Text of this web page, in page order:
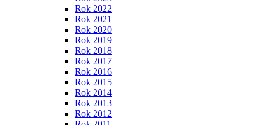
Rok 2022
Rok 2021
Rok 2020
Rok 2019
Rok 2018
Rok 2017
Rok 2016
Rok 2015
Rok 2014
Rok 2013
Rok 2012